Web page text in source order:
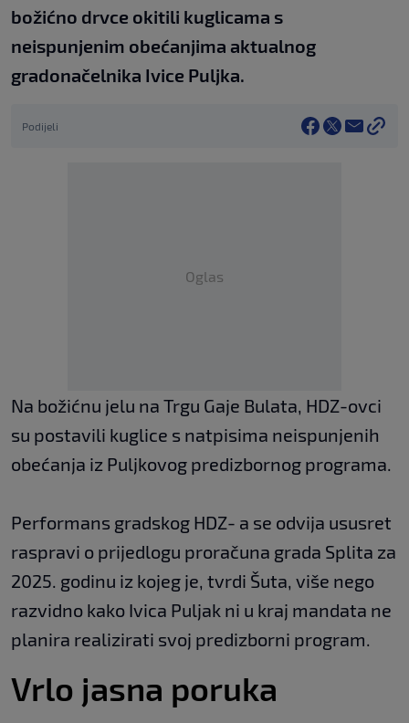
božićno drvce okitili kuglicama s
neispunjenim obećanjima aktualnog
gradonačelnika Ivice Puljka.
Podijeli
Oglas
Na božićnu jelu na Trgu Gaje Bulata, HDZ-ovci
su postavili kuglice s natpisima neispunjenih
obećanja iz Puljkovog predizbornog programa.
Performans gradskog HDZ- a se odvija ususret
raspravi o prijedlogu proračuna grada Splita za
2025. godinu iz kojeg je, tvrdi Šuta, više nego
razvidno kako Ivica Puljak ni u kraj mandata ne
planira realizirati svoj predizborni program.
Vrlo jasna poruka